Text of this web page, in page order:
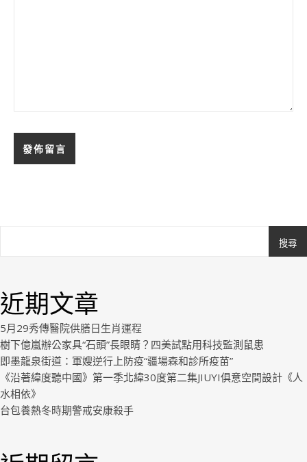
搜尋
近期文章
5月29秀傳醫院供膳日生肖運程
樹下億嵐辦公家具“石頭”長眼睛？四美試點用科技監測鼠患
即墨龍泉街道：軍嫂逆行上防疫“疆場森和診所疫苗”
《沿著緯度聽中國》第一季北緯30度第二集JIUYI俱意空間設計《人
水相依》
台包養熱冬時期警戒安康殺手
Royal.